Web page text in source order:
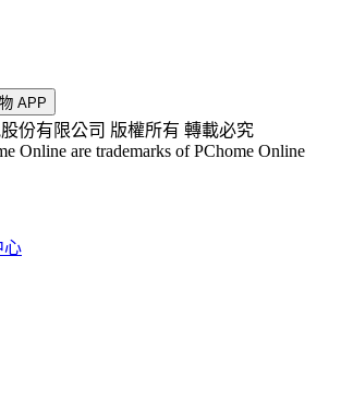
APP
份有限公司 版權所有 轉載必究
Online are trademarks of PChome Online
心